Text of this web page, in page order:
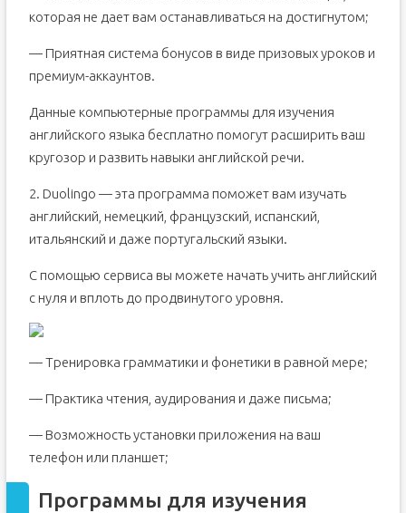
которая не дает вам останавливаться на достигнутом;
— Приятная система бонусов в виде призовых уроков и
премиум-аккаунтов.
Данные компьютерные программы для изучения
английского языка бесплатно помогут расширить ваш
кругозор и развить навыки английской речи.
2. Duolingo — эта программа поможет вам изучать
английский, немецкий, французский, испанский,
итальянский и даже португальский языки.
С помощью сервиса вы можете начать учить английский
с нуля и вплоть до продвинутого уровня.
— Тренировка грамматики и фонетики в равной мере;
— Практика чтения, аудирования и даже письма;
— Возможность установки приложения на ваш
телефон или планшет;
Программы для изучения